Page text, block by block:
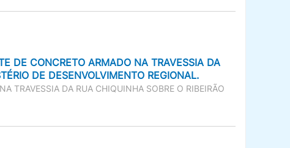
DE CONCRETO ARMADO NA TRAVESSIA DA
DE DESENVOLVIMENTO REGIONAL.
TRAVESSIA DA RUA CHIQUINHA SOBRE O RIBEIRÃO